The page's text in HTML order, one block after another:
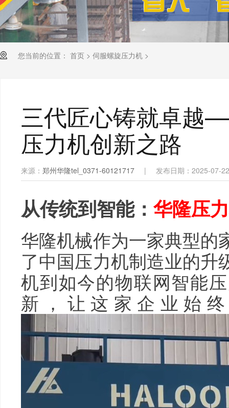
您当前的位置： 首页 > 伺服螺旋压力机 >
三代匠心铸就卓越
压力机创新之路
来源： 郑州华隆tel_0371-60121717 | 发布日期：2025-07-22
从传统到智能： 华隆压
华隆机械作为一家典型的
了中国压力机制造业的升
机到如今的物联网智能
新，让这家企业始